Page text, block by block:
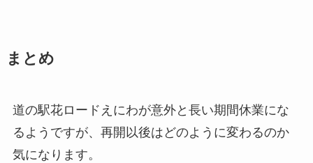
まとめ
道の駅花ロードえにわが意外と長い期間休業にな
るようですが、再開以後はどのように変わるのか
気になります。